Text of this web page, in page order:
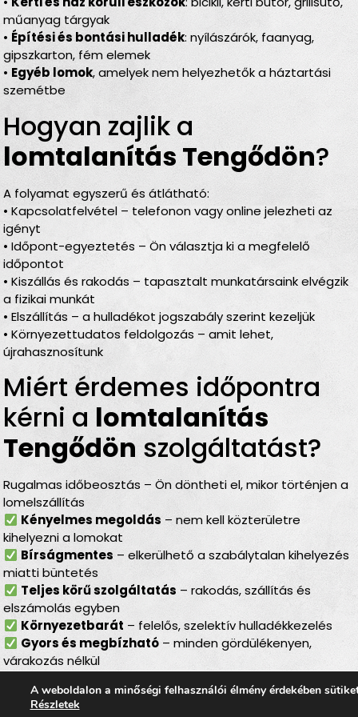
műanyag tárgyak
• Építési és bontási hulladék: nyílászárók, faanyag,
gipszkarton, fém elemek
• Egyéb lomok, amelyek nem helyezhetők a háztartási
szemétbe
Hogyan zajlik a
lomtalanítás Tengődön?
A folyamat egyszerű és átlátható:
• Kapcsolatfelvétel – telefonon vagy online jelezheti az
igényt
• Időpont-egyeztetés – Ön választja ki a megfelelő
időpontot
• Kiszállás és rakodás – tapasztalt munkatársaink elvégzik
a fizikai munkát
• Elszállítás – a hulladékot jogszabály szerint kezeljük
• Környezettudatos feldolgozás – amit lehet,
újrahasznosítunk
Miért érdemes időpontra
kérni a lomtalanítás
Tengődön szolgáltatást?
Rugalmas időbeosztás – Ön döntheti el, mikor történjen a
lomelszállítás
Kényelmes megoldás – nem kell közterületre
kihelyezni a lomokat
Bírságmentes – elkerülhető a szabálytalan kihelyezés
miatti büntetés
Teljes körű szolgáltatás – rakodás, szállítás és
elszámolás egyben
Környezetbarát – felelős, szelektív hulladékkezelés
Gyors és megbízható– minden gördülékenyen,
várakozás nélkül
Lomtalanítás Tengőd–
A weboldalon a minőségi felhasználói élmény érdekében
Részletek